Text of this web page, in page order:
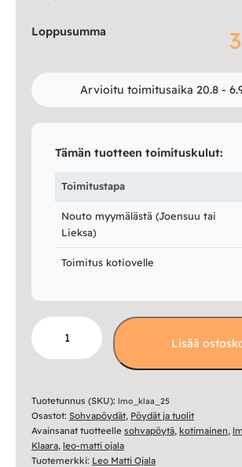
Loppusumma
Arvioitu toimitusaika 20.8 -
Tämän tuotteen toimituskulut:
Toimitustapa
Nouto myymälästä (Joensuu tai
Lieksa)
Toimitus kotiovelle
Klaara
sohvapöytä
määrä
Lisää
Tuotetunnus (SKU): lmo_klaa_25
Osastot: Sohvapöydät, Pöydät ja tuolit
Avainsanat tuotteelle sohvapöytä, kotimainen,
Klaara, leo-matti ojala
Tuotemerkki: Leo Matti Ojala